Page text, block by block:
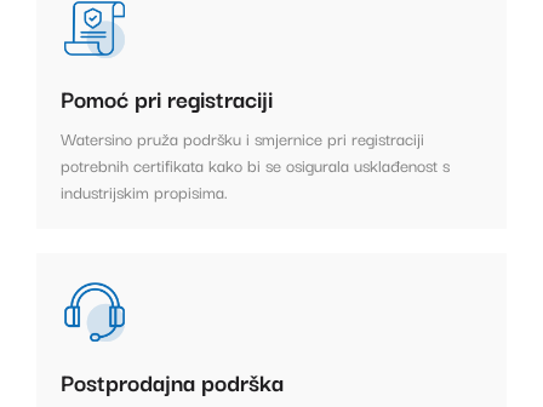
Pomoć pri registraciji
Watersino pruža podršku i smjernice pri registraciji
potrebnih certifikata kako bi se osigurala usklađenost s
industrijskim propisima.
Postprodajna podrška